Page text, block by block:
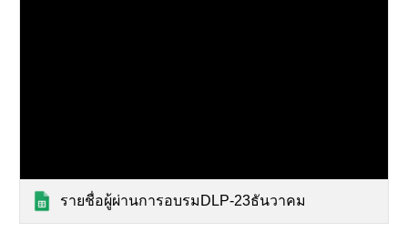
รายชื่อผู้ผ่านการอบรมDLP-23ธันวาคม